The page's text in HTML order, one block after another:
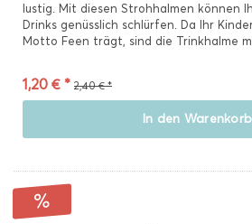
lustig. Mit diesen Strohhalmen können
Drinks genüsslich schlürfen. Da Ihr
Motto Feen trägt, sind die Trinkhalme
1,20 € * 2,40 € *
In den Warenkorb